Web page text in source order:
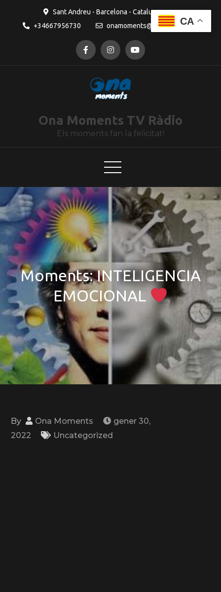
Sant Andreu - Barcelona - Catalunya
+34667956730
onamoments@gmail.com
Ona Moments TV Ràdio
Els moments fan la felicitat!
Moments: INTELIGENCIA
EMOCIONAL
By Ona Moments
gener 30,
2022
Uncategorized
CA